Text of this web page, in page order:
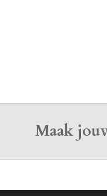
Maak